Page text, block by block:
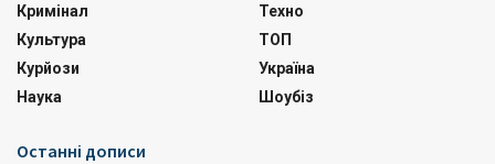
Кримінал
Культура
Курйози
Наука
Техно
ТОП
Україна
Шоубіз
Останні дописи